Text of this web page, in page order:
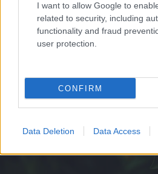
I want to allow Google to
related to security, including
functionality and fraud
user protection.
CONFIRM
Data Deletion Data Access
EZEK IS